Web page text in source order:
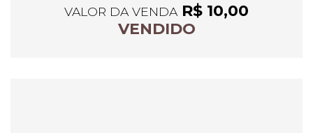
VALOR DA VENDAR$ 10,00
VENDIDO